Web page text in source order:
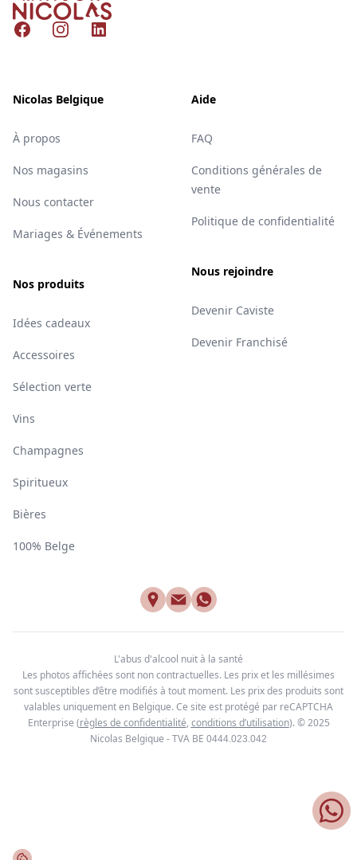
FacebookInstagramLinkedIn
Nicolas Belgique
À propos
Nos magasins
Nous contacter
Mariages & Événements
Nos produits
Idées cadeaux
Accessoires
Sélection verte
Vins
Champagnes
Spiritueux
Bières
100% Belge
Aide
FAQ
Conditions générales de
vente
Politique de confidentialité
Nous rejoindre
Devenir Caviste
Devenir Franchisé
L'abus d'alcool nuit à la santé
Les photos affichées sont non contractuelles. Les prix et les millésimes
sont susceptibles d’être modifiés à tout moment. Les prix des produits sont
valables uniquement en Belgique. Ce site est protégé par reCAPTCHA
Enterprise (règles de confidentialité, conditions d’utilisation). © 2025
Nicolas Belgique - TVA BE 0444.023.042